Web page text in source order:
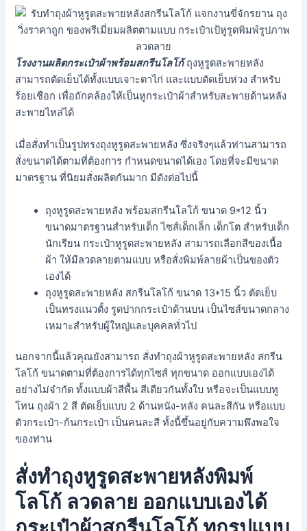
โรงงานผลิตกระเป๋าผ้าพร้อมสกรีนโลโก้ถุงหูรูดสะพายหลัง
สามารถตัดเย็บได้ทั้งแบบเจาะตาไก่ และแบบตัดเย็บห่วง สำหรับ
ร้อยเชือก เพื่อถักคล้องให้เป็นหูกระเป๋าผ้าสำหรับสะพายด้านหลัง
สะพายไหล่ได้
เมื่อสั่งทำเป็นรูปทรงถุงหูรูดสะพายหลัง ซึ่งจริงๆแล้วท่านสามารถ
สั่งขนาดได้ตามที่ต้องการ กำหนดขนาดได้เอง โดยที่จะมีขนาด
มาตรฐาน ที่นิยมสั่งผลิตกันมาก มีดังต่อไปนี้
ถุงหูรูดสะพายหลัง พร้อมสกรีนโลโก้ ขนาด 9*12 นิ้ว
ขนาดมาตรฐานสำหรับเด็ก ไซส์เด็กเล็ก เด็กโต สำหรับเด็ก
นักเรียน กระเป๋าหูรูดสะพายหลัง สามารถเลือกสีของเนื้อ
ผ้า ให้มีลวดลายตามแบบ หรือสั่งพิมพ์ลายผ้าเป็นของตัว
เองได้
ถุงหูรูดสะพายหลัง สกรีนโลโก้ ขนาด 13*15 นิ้ว ตัดเย็บ
เป็นทรงแนวตั้ง รูดปากกระเป๋าด้านบน เป็นไซส์ขนาดกลาง
เหมาะสำหรับผู้ใหญ่และบุคคลทั่วไป
นอกจากนี้แล้วคุณยังสามารถ สั่งทำถุงผ้าหูรูดสะพายหลัง สกรีน
โลโก้ ขนาดตามที่ต้องการได้ทุกไซส์ ทุกขนาด ออกแบบเองได้
อย่างไม่จำกัด ทั้งแบบผ้าสีพื้น สีเดียวกันทั้งใบ หรือจะเป็นแบบทู
โทน ถุงผ้า 2 สี ตัดเย็บแบบ 2 ด้านหนัง-หลัง คนละสีกัน หรือแบบ
ตัวกระเป๋า-ก้นกระเป๋า เป็นคนละสี ทั้งนี้ขึ้นอยู่กับความพึงพอใจ
ของท่าน
สั่งทำถุงหูรูดสะพายหลังพิมพ์
โลโก้ ลวดลาย ออกแบบเองได้